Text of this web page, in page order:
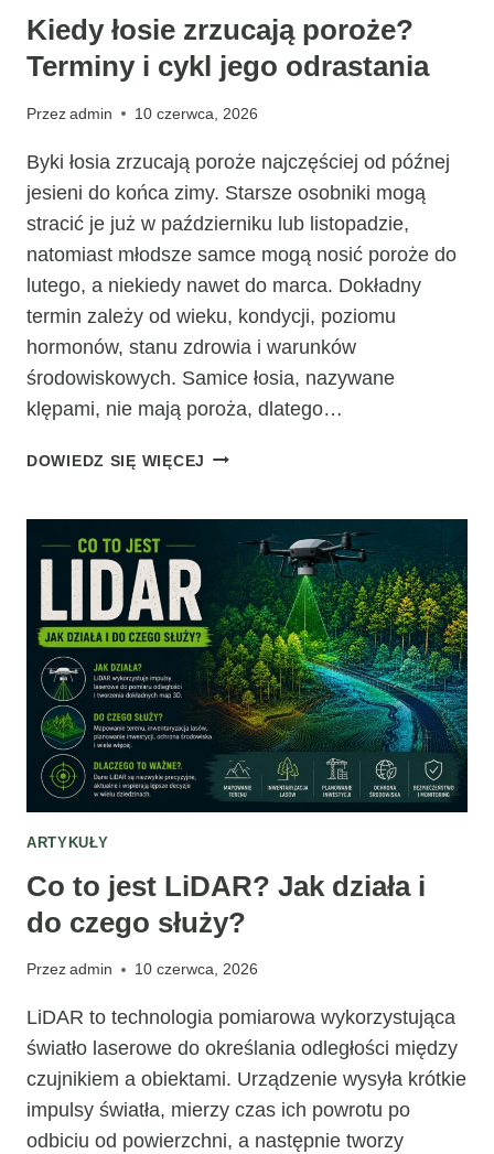
Kiedy łosie zrzucają poroże?
Terminy i cykl jego odrastania
Przezadmin 10 czerwca, 2026
Byki łosia zrzucają poroże najczęściej od późnej
jesieni do końca zimy. Starsze osobniki mogą
stracić je już w październiku lub listopadzie,
natomiast młodsze samce mogą nosić poroże do
lutego, a niekiedy nawet do marca. Dokładny
termin zależy od wieku, kondycji, poziomu
hormonów, stanu zdrowia i warunków
środowiskowych. Samice łosia, nazywane
klępami, nie mają poroża, dlatego…
DOWIEDZ SIĘ WIĘCEJ KIEDY
POROŻE?
TERMINY
CYKL
JEGO
ODRASTANIA
ARTYKUŁY
Co to jest LiDAR? Jak działa i
do czego służy?
Przezadmin 10 czerwca, 2026
LiDAR to technologia pomiarowa wykorzystująca
światło laserowe do określania odległości między
czujnikiem a obiektami. Urządzenie wysyła krótkie
impulsy światła, mierzy czas ich powrotu po
odbiciu od powierzchni, a następnie tworzy